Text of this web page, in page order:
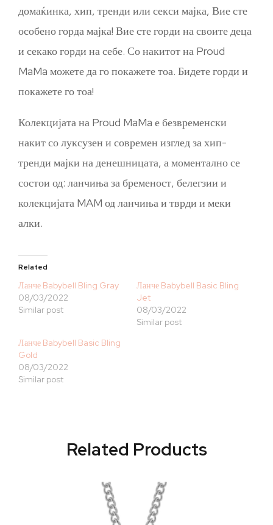
домаќинка, хип, тренди или секси мајка, Вие сте
особено горда мајка! Вие сте горди на своите деца
и секако горди на себе. Со накитот на Proud
MaMa можете да го покажете тоа. Бидете горди и
покажете го тоа!
Колекцијата на Proud MaMa е безвременски
накит со луксузен и современ изглед за хип-
тренди мајки на денешницата, а моментално се
состои од: ланчиња за бременост, белегзии и
колекцијата MAM од ланчиња и тврди и меки
алки.
Related
Ланче Babybell Bling Gray
08/03/2022
Similar post
Ланче Babybell Basic Bling
Jet
08/03/2022
Similar post
Ланче Babybell Basic Bling
Gold
08/03/2022
Similar post
Related Products